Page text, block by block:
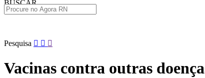
BUSCAR
Pular
conteúdo
Pesquisa
Vacinas contra outras